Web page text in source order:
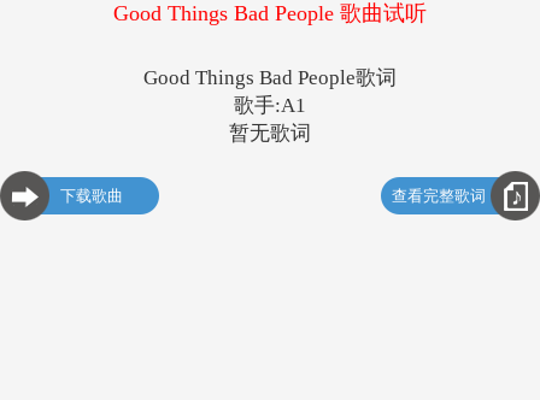
Good Things Bad People 歌曲试听
Good Things Bad People歌词
歌手:A1
暂无歌词
下载歌曲 查看完整歌词